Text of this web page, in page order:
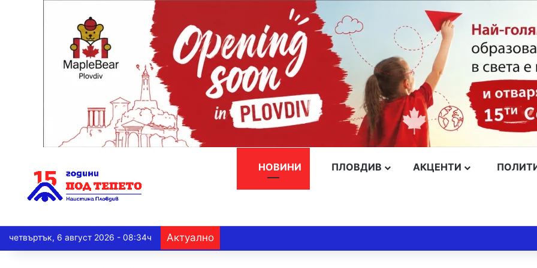
НОВИНИ ПЛОВДИВ АКЦЕНТИ
четвъртък, 6 август 2026 - 08:34ч Актуално